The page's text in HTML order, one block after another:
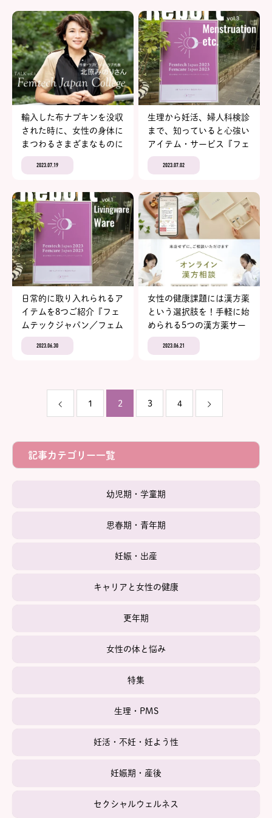
輸入した布ナプキンを没収
された時に、女性の身体に
まつわるさまざまなものに
規制がかかっていることを
知った。作家・ラブピース
ん～前編～【FJCトークル
ーム vol.3】
2023.07.19
生理から妊活、婦人科検診
まで、知っていると心強い
アイテム・サービス『フェ
ムテックジャパン／フェム
ケアジャパン 2023 in
vol.3
2023.07.02
日常的に取り入れられるア
イテムを8つご紹介『フェ
ムテックジャパン／フェム
ケアジャパン 2023 in
Tokyo』イベントレポート
2023.06.30
女性の健康課題には漢方薬
という選択肢を！手軽に始
められる5つの漢方薬サー
ビス
2023.06.21
1 2 3 4
記事カテゴリー一覧
幼児期・学童期
思春期・青年期
妊娠・出産
キャリアと女性の健康
更年期
女性の体と悩み
特集
生理・PMS
妊活・不妊・妊よう性
妊娠期・産後
セクシャルウェルネス